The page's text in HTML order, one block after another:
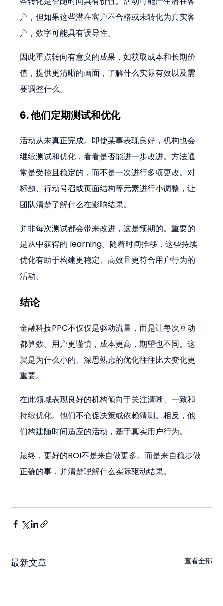
户，但如果这些潜在客户不合格或未转化为真实客
户，数字可能具有误导性。
因此重点转向有意义的成果，如获取成本和长期价
值，提供更清晰的画面，了解什么实际有效以及需
要调整什么。
6. 他们定期测试和优化
活动从未真正完成。即使某事表现良好，机构也会
继续测试和优化，看看是否能进一步改进。方法通
常是受控且稳定的，而不是一次进行多项更改。对
标题、行动号召或页面结构等元素进行小调整，让
团队清楚了解什么在影响结果。
并非每次测试都会带来改进，这是预期的。重要的
是从中获得的 learning。随着时间推移，这些持续
优化有助于构建更稳定、高效且更符合用户行为的
活动。
结论
金融科技PPC不仅仅是驱动流量，而是让每次互动
都算数。用户更谨慎，成本更高，期望也不同。这
就是为什么小的、深思熟虑的优化往往比大变化更
重要。
在此领域表现良好的机构倾向于关注清晰、一致和
持续优化。他们不仓促决策或依赖猜测。相反，他
们构建随时间适应的活动，基于真实用户行为。
最终，更好的ROI不是来自做更多。而是来自稳步做
正确的事，并清楚理解什么实际驱动结果。
最新文章 查看全部